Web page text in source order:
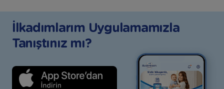
İlkadımlarım Uygulamamızla
Tanıştınız mı?